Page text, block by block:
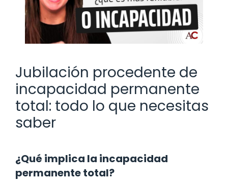
Jubilación procedente de
incapacidad permanente
total: todo lo que necesitas
saber
¿Qué implica la incapacidad
permanente total?